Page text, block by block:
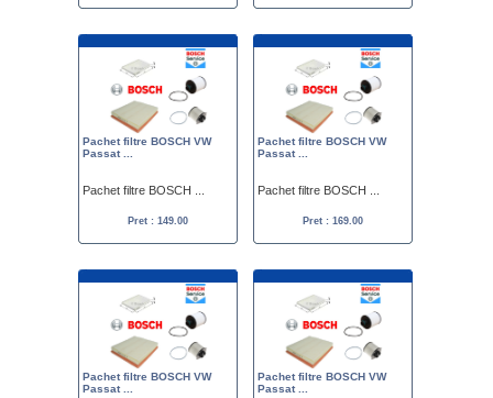
Pachet filtre BOSCH VW
Passat ...
Pachet filtre BOSCH ...
Pret : 149.00
Pachet filtre BOSCH VW
Passat ...
Pachet filtre BOSCH ...
Pret : 169.00
Pachet filtre BOSCH VW
Passat ...
Pachet filtre BOSCH VW
Passat ...